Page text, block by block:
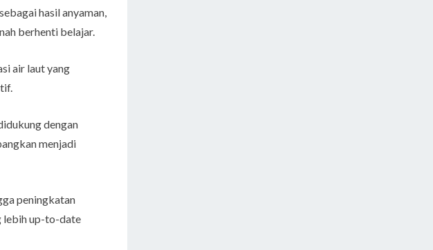
hasil anyaman,
berhenti belajar.
air laut yang
dengan
menjadi
peningkatan
lebih up-to-date